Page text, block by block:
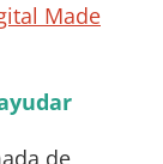
Made
de